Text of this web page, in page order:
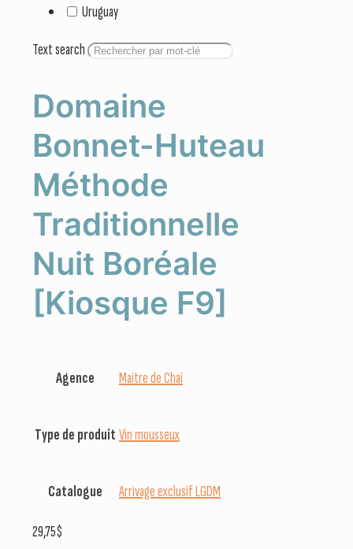
Uruguay
Text search
Domaine
Bonnet-Huteau
Méthode
Traditionnelle
Nuit Boréale
[Kiosque F9]
Agence Maitre de Chai
Type de produit Vin mousseux
Catalogue Arrivage exclusif LGDM
29,75$